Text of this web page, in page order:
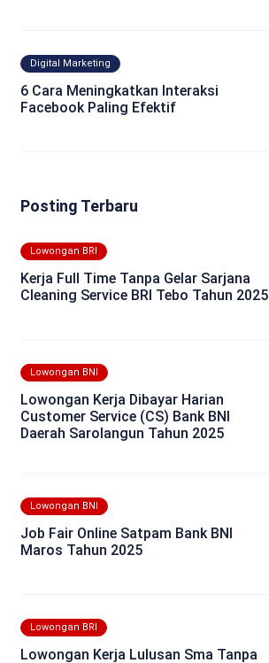
Digital Marketing
6 Cara Meningkatkan Interaksi
Facebook Paling Efektif
Posting Terbaru
Lowongan BRI
Kerja Full Time Tanpa Gelar Sarjana
Cleaning Service BRI Tebo Tahun 2025
Lowongan BNI
Lowongan Kerja Dibayar Harian
Customer Service (CS) Bank BNI
Daerah Sarolangun Tahun 2025
Lowongan BNI
Job Fair Online Satpam Bank BNI
Maros Tahun 2025
Lowongan BRI
Lowongan Kerja Lulusan Sma Tanpa